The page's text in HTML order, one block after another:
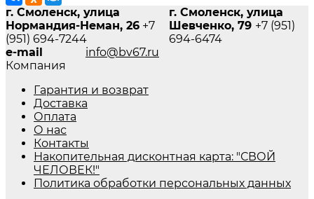
г. Смоленск, улица
Нормандия-Неман, 26 +7
(951) 694-7244
г. Смоленск, улица
Шевченко, 79 +7 (951)
694-6474
e-mail
info@bv67.ru
Компания
Гарантия и возврат
Доставка
Оплата
О нас
Контакты
Накопительная дисконтная карта: "СВОЙ
ЧЕЛОВЕК!"
Политика обработки персональных данных